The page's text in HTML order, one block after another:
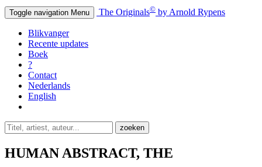
Toggle navigation Menu The Originals© by Arnold Rypens
Blikvanger
Recente updates
Boek
?
Contact
Nederlands
English
HUMAN ABSTRACT, THE